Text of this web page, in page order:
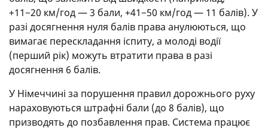
+11−20 км/год — 3 бали, +41−50 км/год — 11 балів). У
разі досягнення нуля балів права анулюються, що
вимагає перескладання іспиту, а молоді водії
(перший рік) можуть втратити права в разі
досягнення 6 балів.
У Німеччині за порушення правил дорожнього руху
нараховуються штрафні бали (до 8 балів), що
призводять до позбавлення прав. Система працює